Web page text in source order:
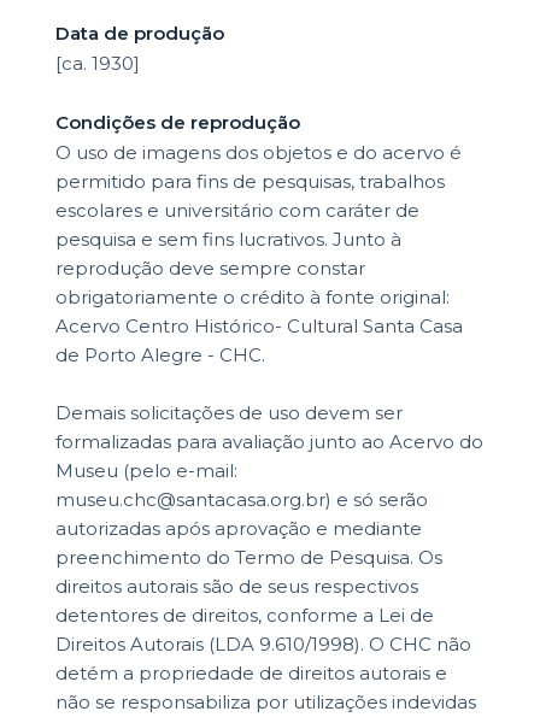
Data de produção
[ca. 1930]
Condições de reprodução
O uso de imagens dos objetos e do acervo é
permitido para fins de pesquisas, trabalhos
escolares e universitário com caráter de
pesquisa e sem fins lucrativos. Junto à
reprodução deve sempre constar
obrigatoriamente o crédito à fonte original:
Acervo Centro Histórico- Cultural Santa Casa
de Porto Alegre - CHC.
Demais solicitações de uso devem ser
formalizadas para avaliação junto ao Acervo do
Museu (pelo e-mail:
museu.chc@santacasa.org.br) e só serão
autorizadas após aprovação e mediante
preenchimento do Termo de Pesquisa. Os
direitos autorais são de seus respectivos
detentores de direitos, conforme a Lei de
Direitos Autorais (LDA 9.610/1998). O CHC não
detém a propriedade de direitos autorais e
não se responsabiliza por utilizações indevidas